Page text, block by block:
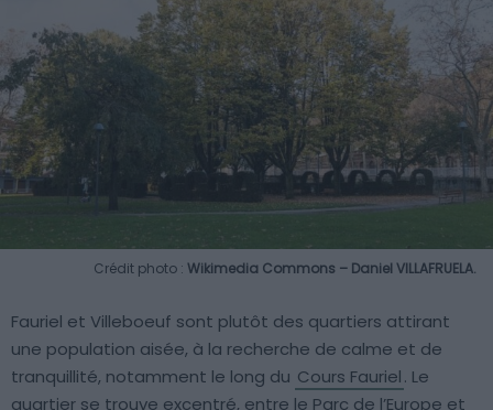
Crédit photo : Wikimedia Commons – Daniel VILLAFRUELA.
Fauriel et Villeboeuf sont plutôt des quartiers attirant
une population aisée, à la recherche de calme et de
tranquillité, notamment le long du Cours Fauriel. Le
quartier se trouve excentré, entre le Parc de l’Europe et